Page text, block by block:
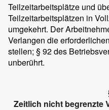
Teilzeitarbeitsplätze und
Teilzeitarbeitsplätzen in
umgekehrt. Der
Verlangen die
stellen; § 92 des
unberührt.
Zeitlich nicht begrenzte